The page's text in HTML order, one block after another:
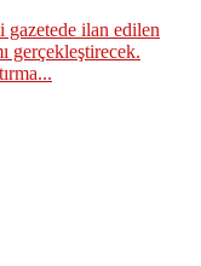
gazetede ilan edilen
gerçekleştirecek.